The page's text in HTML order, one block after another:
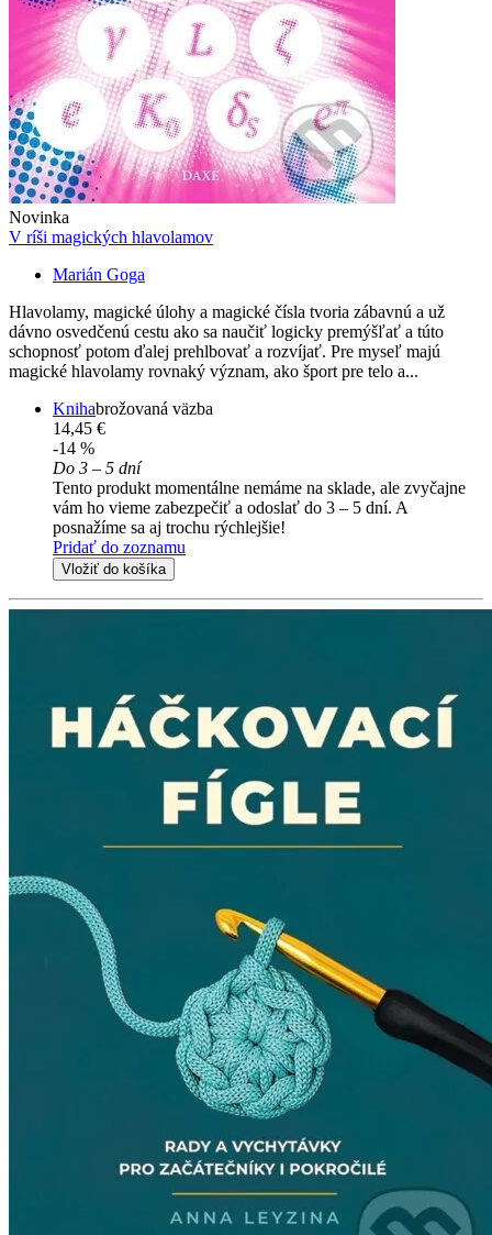
Novinka
V ríši magických hlavolamov
Marián Goga
Hlavolamy, magické úlohy a magické čísla tvoria zábavnú a už
dávno osvedčenú cestu ako sa naučiť logicky premýšľať a túto
schopnosť potom ďalej prehlbovať a rozvíjať. Pre myseľ majú
magické hlavolamy rovnaký význam, ako šport pre telo a...
Knihabrožovaná väzba
14,45 €
-14 %
Do 3 – 5 dní
Tento produkt momentálne nemáme na sklade, ale zvyčajne
vám ho vieme zabezpečiť a odoslať do 3 – 5 dní. A
posnažíme sa aj trochu rýchlejšie!
Pridať do zoznamu
Vložiť do košíka